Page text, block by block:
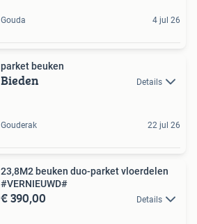
Gouda 4 jul 26
parket beuken
Bieden Details
Gouderak 22 jul 26
23,8M2 beuken duo-parket vloerdelen
#VERNIEUWD#
€ 390,00 Details